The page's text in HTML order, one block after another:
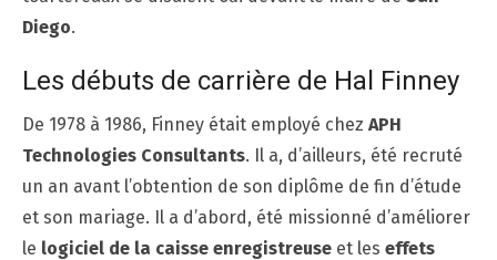
Diego.
Les débuts de carrière de Hal Finney
De 1978 à 1986, Finney était employé chez APH
Technologies Consultants. Il a, d’ailleurs, été recruté
un an avant l’obtention de son diplôme de fin d’étude
et son mariage. Il a d’abord, été missionné d’améliorer
le logiciel de la caisse enregistreuse et les effets